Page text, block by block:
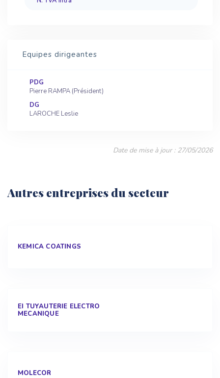
Equipes dirigeantes
PDG
Pierre RAMPA (Président)
DG
LAROCHE Leslie
Date de mise à jour : 27/05/2026
Autres entreprises du secteur
KEMICA COATINGS
EI TUYAUTERIE ELECTRO
MECANIQUE
MOLECOR